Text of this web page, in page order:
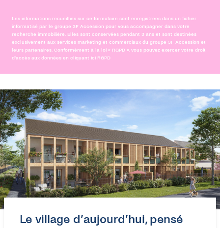
Les informations recueillies sur ce formulaire sont enregistrées dans un fichier
informatisé par le groupe 3F Accession pour vous accompagner dans votre
recherche immobilière. Elles sont conservées pendant 3 ans et sont destinées
exclusivement aux services marketing et commerciaux du groupe 3F Accession et
leurs partenaires. Conformément à la loi « RGPD », vous pouvez exercer votre droit
d’accès aux données en cliquant ici RGPD
Le village d’aujourd’hui, pensé